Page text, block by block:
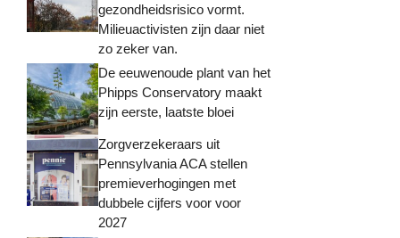
gezondheidsrisico vormt.
Milieuactivisten zijn daar niet
zo zeker van.
De eeuwenoude plant van het
Phipps Conservatory maakt
zijn eerste, laatste bloei
Zorgverzekeraars uit
Pennsylvania ACA stellen
premieverhogingen met
dubbele cijfers voor voor
2027